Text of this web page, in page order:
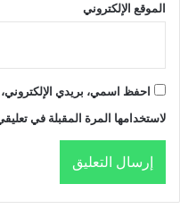
الموقع الإلكتروني
احفظ اسمي، بريدي
لاستخدامها المرة المقبلة في